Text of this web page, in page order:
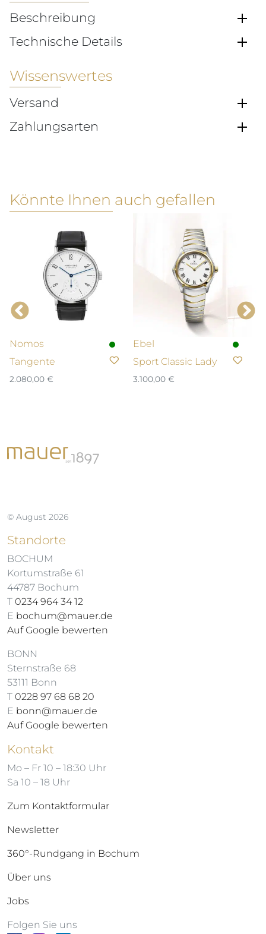
Beschreibung
Technische Details
Wissenswertes
Versand
Zahlungsarten
Könnte Ihnen auch gefallen
Nomos
Tangente
2.080,00 €
Ebel
Sport Classic Lady
3.100,00 €
© August 2026
Standorte
BOCHUM
Kortumstraße 61
44787 Bochum
T 0234 964 34 12
E bochum@mauer.de
Auf Google bewerten
BONN
Sternstraße 68
53111 Bonn
T 0228 97 68 68 20
E bonn@mauer.de
Auf Google bewerten
Kontakt
Mo – Fr 10 – 18:30 Uhr
Sa 10 – 18 Uhr
Zum Kontaktformular
Newsletter
360°-Rundgang in Bochum
Über uns
Jobs
Folgen Sie uns